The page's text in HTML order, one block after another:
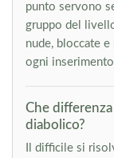
punto servono
gruppo del
nude, bloccate
ogni
Che
diabolico?
Il difficile si